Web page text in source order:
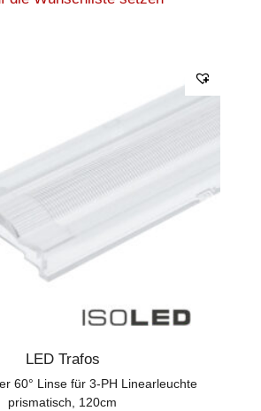
LED Trafos
60° Linse für 3-PH Linearleuchte
prismatisch, 120cm